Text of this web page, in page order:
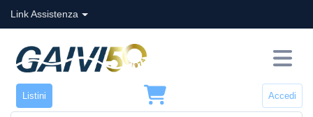
Link Assistenza
Listini Accedi